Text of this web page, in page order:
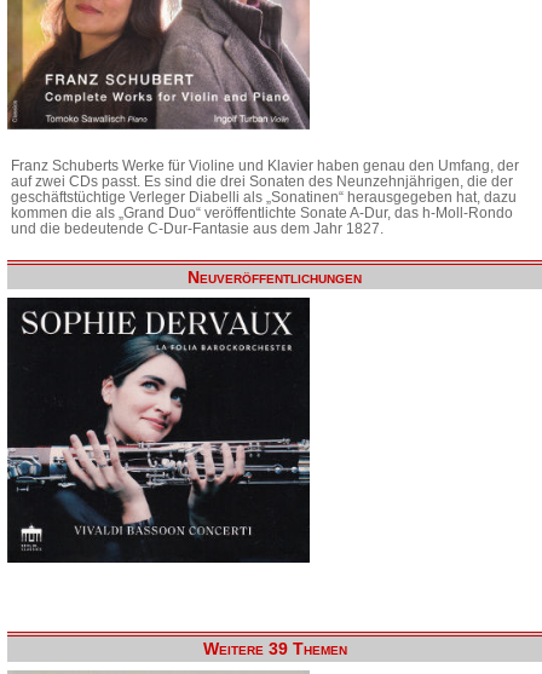
Franz Schuberts Werke für Violine und Klavier haben genau den Umfang, der
auf zwei CDs passt. Es sind die drei Sonaten des Neunzehnjährigen, die der
geschäftstüchtige Verleger Diabelli als „Sonatinen“ herausgegeben hat, dazu
kommen die als „Grand Duo“ veröffentlichte Sonate A-Dur, das h-Moll-Rondo
und die bedeutende C-Dur-Fantasie aus dem Jahr 1827.
Neuveröffentlichungen
Weitere 39 Themen